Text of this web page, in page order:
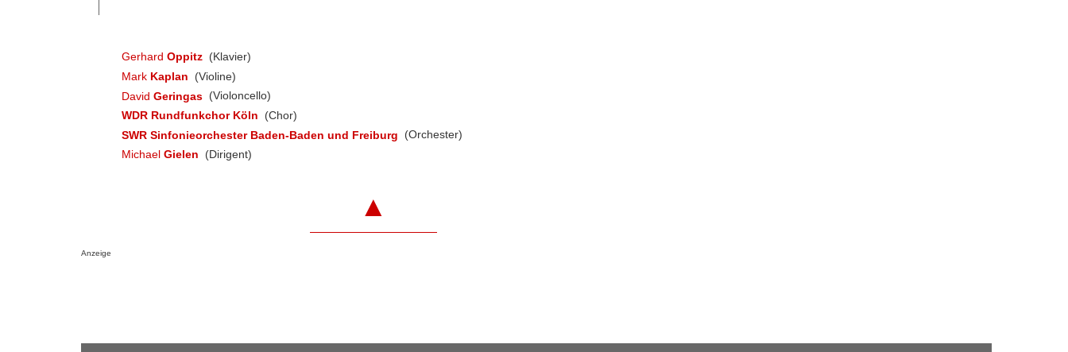
Gerhard Oppitz (Klavier)
Mark Kaplan
(Violine)
David Geringas (Violoncello)
WDR Rundfunkchor Köln
(Chor)
SWR Sinfonieorchester Baden-Baden und Freiburg
(Orchester)
Michael Gielen (Dirigent)
▲
Anzeige